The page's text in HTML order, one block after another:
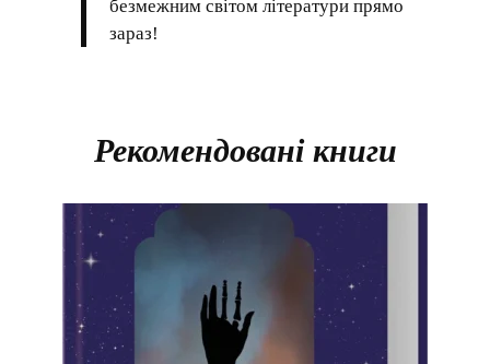
безмежним світом літератури прямо
зараз!
Рекомендовані книги